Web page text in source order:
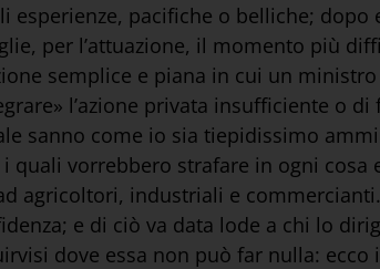
pacifiche o belliche; dopo
per l’attuazione, il momento più
semplice e piana in cui un
l’azione privata insufficiente o
sanno come io sia tiepidissimo
vorrebbero strafare in ogni cosa
agricoltori, industriali e
e di ciò va data lode a chi lo
dove essa non può far nulla: ecco